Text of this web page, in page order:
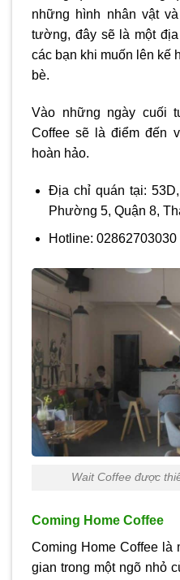
những hình nhân vật
tường, đây sẽ là một
các bạn khi muốn lên kế
bè.
Vào những ngày cuối
Coffee sẽ là điểm đến
hoàn hảo.
Địa chỉ quán tại:
Phường 5, Quận 8,
Hotline: 02862703030
Wait Coffee được
Coming Home Coffee
Coming Home Coffee là
gian trong một ngõ nhỏ